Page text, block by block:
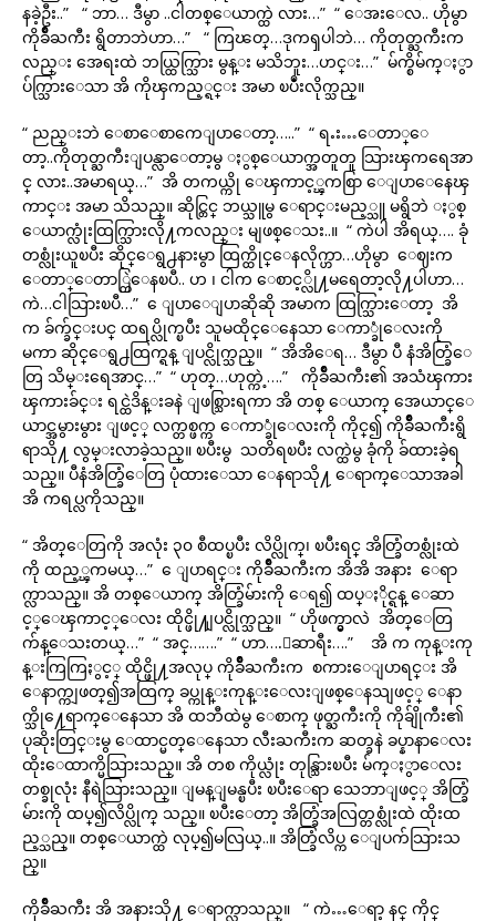
နခဲ့ဦး..” “ ဘာ… ဒီမွာ ..ငါတစ္ေယာက္ထဲ လား…” “ ေအးေလ.. ဟိုမွာ
ကိုခ်ိဳႀကီး ရွိတာဘဲဟာ…” “ ကြၽတ္…ဒုကၡပါဘဲ… ကိုတုတ္ႀကီးက
လည္း အေရးထဲ ဘယ္ထြက္သြား မွန္း မသိဘူး…ဟင္း…” မ်က္စိမ်က္ႏွာ
ပ်က္သြားေသာ အိ ကိုၾကည့္ရင္း အမာ ၿပဳံးလိုက္သည္။
“ ညည္းဘဲ ေစာေစာကေျပာေတာ့…..” “ ရႉး…ေတာ္ေ
တာ့..ကိုတုတ္ႀကီးျပန္လာေတာ့မွ ႏွစ္ေယာက္အတူတူ သြားၾကရေအာ
င္ လား..အမာရယ္…” အိ တကယ္ကို ေၾကာင့္ၾကစြာ ေျပာေနေၾ
ကာင္း အမာ သိသည္။ ဆိုင္တြင္ ဘယ္သူမွ ေရာင္းမည့္သူ မရွိဘဲ ႏွစ္
ေယာက္လုံးထြက္သြားလို႔ကလည္း မျဖစ္ေသး..။ “ ကဲပါ အိရယ္…. ခုံ
တစ္လုံးယူၿပီး ဆိုင္ေရွ႕နားမွာ ထြက္ထိုင္ေနလိုက္ဟာ…ဟိုမွာ ေဈးက
ေတာ္ေတာ္ကြဲေနၿပီ.. ဟ ၊ ငါက ေစာင့္လို႔မရေတာ့လို႔ပါဟာ…
ကဲ…ငါသြားၿပီ…” ေျပာေျပာဆိုဆို အမာက ထြက္သြားေတာ့ အိ
က ခ်က္ခ်င္းပင္ ထရပ္လိုက္ၿပီး သူမထိုင္ေနေသာ ေကာ္ခုံေလးကို
မကာ ဆိုင္ေရွ႕ထြက္ရန္ ျပင္လိုက္သည္။ “ အိအိေရ… ဒီမွာ ပီ နံအိတ္ခြံေ
တြ သိမ္းရေအာင္…” “ ဟုတ္…ဟုတ္ကဲ့….” ကိုခ်ိဳႀကီး၏ အသံၾကား
ၾကားခ်င္း ရင္ထဲဒိန္းခနဲ ျဖစ္သြားရကာ အိ တစ္ ေယာက္ အေယာင္ေ
ယာင္အမွားမွား ျဖင့္ လက္တစ္ဖက္က ေကာ္ခုံေလးကို ကိုင္၍ ကိုခ်ိဳႀကီးရွိ
ရာသို႔ လွမ္းလာခဲ့သည္။ ၿပီးမွ သတိရၿပီး လက္ထဲမွ ခုံကို ခ်ထားခဲ့ရ
သည္။ ပီနံအိတ္ခြံေတြ ပုံထားေသာ ေနရာသို႔ ေရာက္ေသာအခါ
အိ ကရပ္လကိုသည္။
“ အိတ္ေတြကို အလုံး ၃၀ စီထပ္ၿပီး လိပ္လိုက္၊ ၿပီးရင္ အိတ္ခြံတစ္လုံးထဲ
ကို ထည့္ၾကမယ္…” ေျပာရင္း ကိုခ်ိဳႀကီးက အိအိ အနား ေရာ
က္လာသည္။ အိ တစ္ေယာက္ အိတ္ခြံမ်ားကို ေရ၍ ထပ္ႏိုင္ရန္ ေဆာ
င့္ေၾကာင့္ေလး ထိုင္ဖို႔ျပင္လိုက္သည္။ “ ဟိုဖက္မွာလဲ အိတ္ေတြ
က်န္ေသးတယ္…” “ အင္…….” “ ဟာ….ေဆာရီး….” အိ က ကုန္းကု
န္းကြကြႏွင့္ ထိုင္ဖို႔အလုပ္ ကိုခ်ိဳႀကီးက စကားေျပာရင္း အိ
ေနာက္ကျဖတ္၍အထြက္ ခပ္ကုန္းကုန္းေလးျဖစ္ေနသျဖင့္ ေနာ
က္သို႔ေရာက္ေနေသာ အိ ထဘီထဲမွ ေစာက္ ဖုတ္ႀကီးကို ကိုခ်ျိုကီး၏
ပုဆိုးတြင္းမွ ေထာင္မတ္ေနေသာ လီးႀကီးက ဆတ္ခနဲ ခပ္နာနာေလး
ထိုးေထာက္မိသြားသည္။ အိ တစ ကိုယ္လုံး တုန္သြားၿပီး မ်က္ႏွာေလး
တစ္ခုလုံး နီရဲသြားသည္။ ျမန္ျမန္ၿပီး ၿပီးေရာ သေဘာျဖင့္ အိတ္ခြံ
မ်ားကို ထပ္၍လိပ္လိုက္ သည္။ ၿပီးေတာ့ အိတ္ခြံအလြတ္တစ္လုံးထဲ ထိုးထ
ည့္သည္။ တစ္ေယာက္ထဲ လုပ္၍မလြယ္..။ အိတ္ခြံလိပ္က ေျပက်သြားသ
ည္။
ကိုခ်ိဳႀကီး အိ အနားသို႔ ေရာက္လာသည္။ “ ကဲ…ေရာ့ နင္ ကိုင္